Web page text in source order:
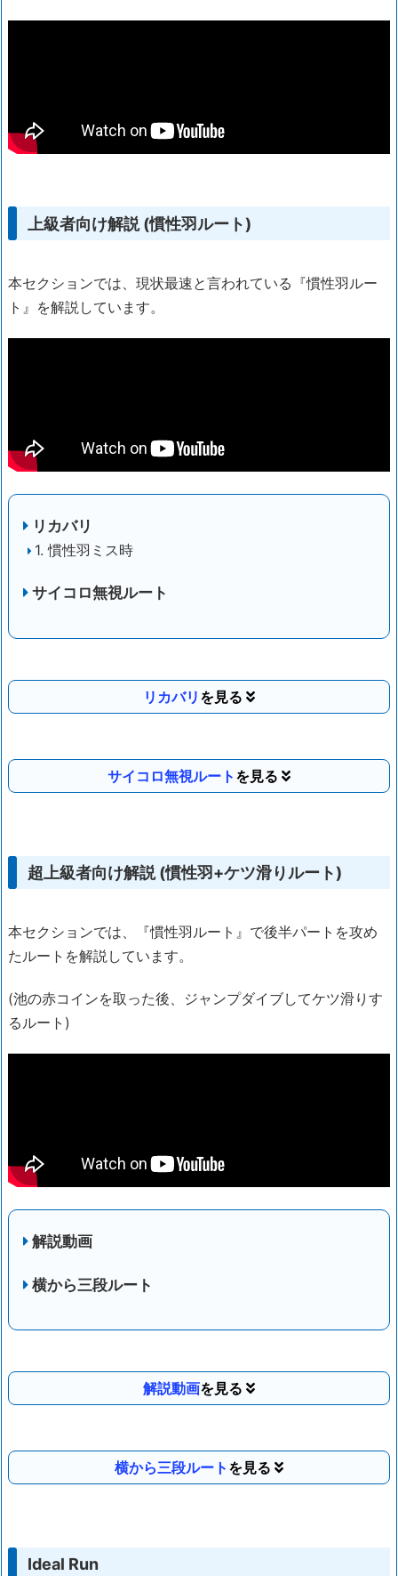
上級者向け解説 (慣性羽ルート)
本セクションでは、現状最速と言われている『慣性羽ルー
ト』を解説しています。
リカバリ
1. 慣性羽ミス時
サイコロ無視ルート
リカバリ
サイコロ無視ルート
超上級者向け解説 (慣性羽+ケツ滑りルート)
本セクションでは、『慣性羽ルート』で後半パートを攻め
たルートを解説しています。
(池の赤コインを取った後、ジャンプダイブしてケツ滑りす
るルート)
解説動画
横から三段ルート
解説動画
横から三段ルート
Ideal Run